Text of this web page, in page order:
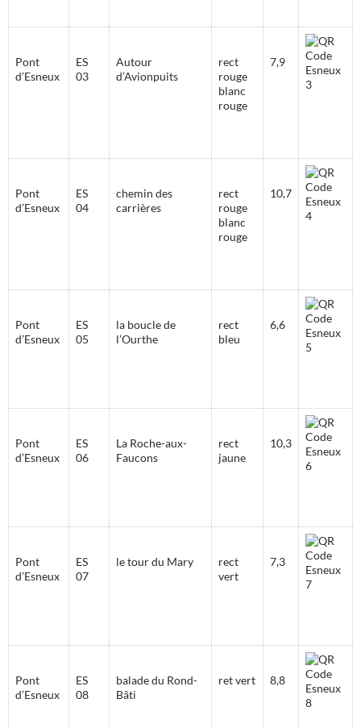
Pont
d’Esneux
ES
03
Autour
d’Avionpuits
rect
rouge
blanc
rouge
7,9
Pont
d’Esneux
ES
04
chemin des
carrières
rect
rouge
blanc
rouge
10,7
Pont
d’Esneux
ES
05
la boucle de
l’Ourthe
rect
bleu
6,6
Pont
d’Esneux
ES
06
La Roche-aux-
Faucons
rect
jaune
10,3
Pont
d’Esneux
ES
07
le tour du Mary
rect
vert
7,3
Pont
d’Esneux
ES
08
balade du Rond-
Bâti
ret vert 8,8